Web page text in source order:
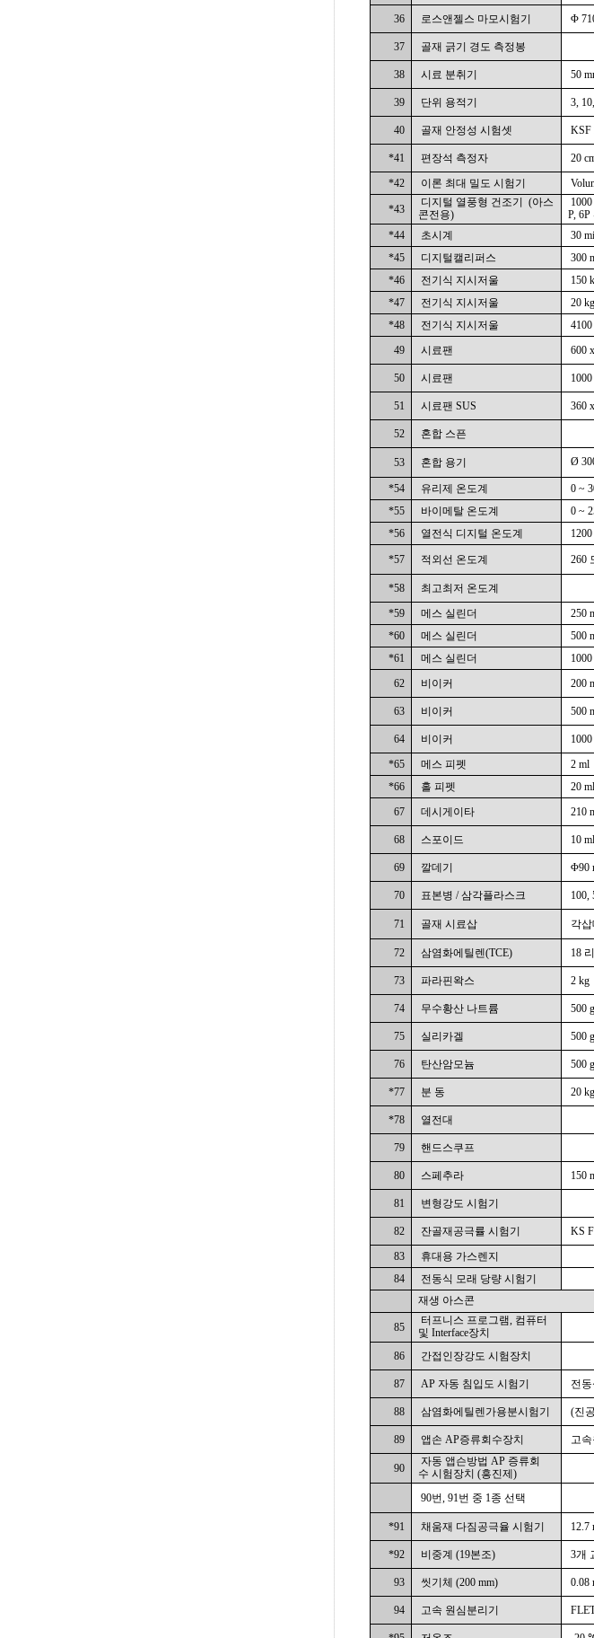
36 로스앤젤스 마모시험기 Φ
37 골재 긁기 경도 측정봉
38 시료 분취기 50
39 단위 용적기 3,
40 골재 안정성 시험셋 KSF
*41 편장석 측정자 20
*42 이론 최대 밀도 시험기
*43
디지털 열풍형 건조기
(아스
콘전용)
P,
*44 초시계 30
*45
디지털캘리퍼스 300
*46
전기식 지시저울 150
*47
전기식 지시저울 20
*48
전기식 지시저울
49
시료팬 600
50 시료팬
51 시료팬 SUS 360
52 혼합 스픈
53 혼합 용기 Ø
*54 유리제 온도계 0 ~
*55
바이메탈 온도계 0 ~
*56
열전식 디지털 온도계
*57 적외선 온도계 260
*58 최고최저 온도계
*59 메스 실린더 250
*60
메스 실린더 500
*61
메스 실린더
62
비이커 200
63 비이커 500
64 비이커
*65 메스 피펫 2 ml
*66
홀 피펫 20 ml
67
데시게이타 210
68 스포이드 10 ml
69 깔데기 Φ90
70 표본병 / 삼각플라스크 100,
71 골재 시료삽 각삽
72 삼염화에틸렌(TCE) 18
73 파라핀왁스 2 kg
74 무수황산 나트륨 500 g
75 실리카겔 500 g
76 탄산암모늄 500 g
*77 분 동 20 kg
*78 열전대
79 핸드스쿠프
80 스페추라 150
81 변형강도 시험기
82 잔골재공극률 시험기 KS
83 휴대용 가스렌지
84
전동식 모래 당량 시험기
재생 아스콘
85
터프니스 프로그램,컴퓨터
및 Interface장치
86 간접인장강도 시험장치
87 AP 자동 침입도 시험기 전
88 삼염화에틸렌가용분시험기 (진
89 앱손 AP증류회수장치 고
90
자동 앱슨방법 AP 증류회
수 시험장치 (흥진제)
90번, 91번 중 1종 선택
*91 채움재 다짐공극율 시험기 12.7
*92 비중계 (19본조) 3개
93 씻기체 (200 mm) 0.08
94 고속 원심분리기